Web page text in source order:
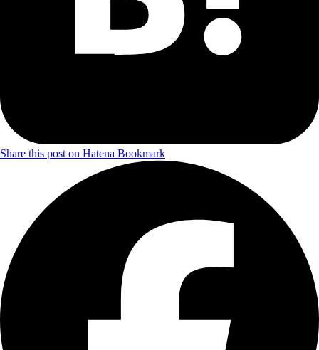
Share this post on Hatena Bookmark